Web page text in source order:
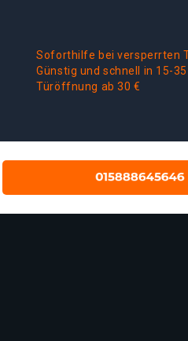
Soforthilfe bei versperrten
Günstig und schnell in 15-
Türöffnung ab 30 €